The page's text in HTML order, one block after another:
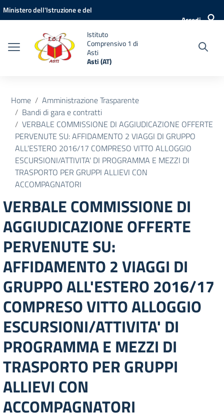
Vai ai contenuti
Vai al menu di navigazione
Vai al footer
Ministero dell'Istruzione e del
Accedi
Istituto
Comprensivo 1 di
Asti
Asti (AT)
Home
Amministrazione Trasparente
Bandi di gara e contratti
VERBALE COMMISSIONE DI AGGIUDICAZIONE OFFERTE
PERVENUTE SU: AFFIDAMENTO 2 VIAGGI DI GRUPPO
ALL'ESTERO 2016/17 COMPRESO VITTO ALLOGGIO
ESCURSIONI/ATTIVITA' DI PROGRAMMA E MEZZI DI
TRASPORTO PER GRUPPI ALLIEVI CON
ACCOMPAGNATORI
VERBALE COMMISSIONE DI
AGGIUDICAZIONE OFFERTE
PERVENUTE SU:
AFFIDAMENTO 2 VIAGGI DI
GRUPPO ALL'ESTERO 2016/17
COMPRESO VITTO ALLOGGIO
ESCURSIONI/ATTIVITA' DI
PROGRAMMA E MEZZI DI
TRASPORTO PER GRUPPI
ALLIEVI CON
ACCOMPAGNATORI